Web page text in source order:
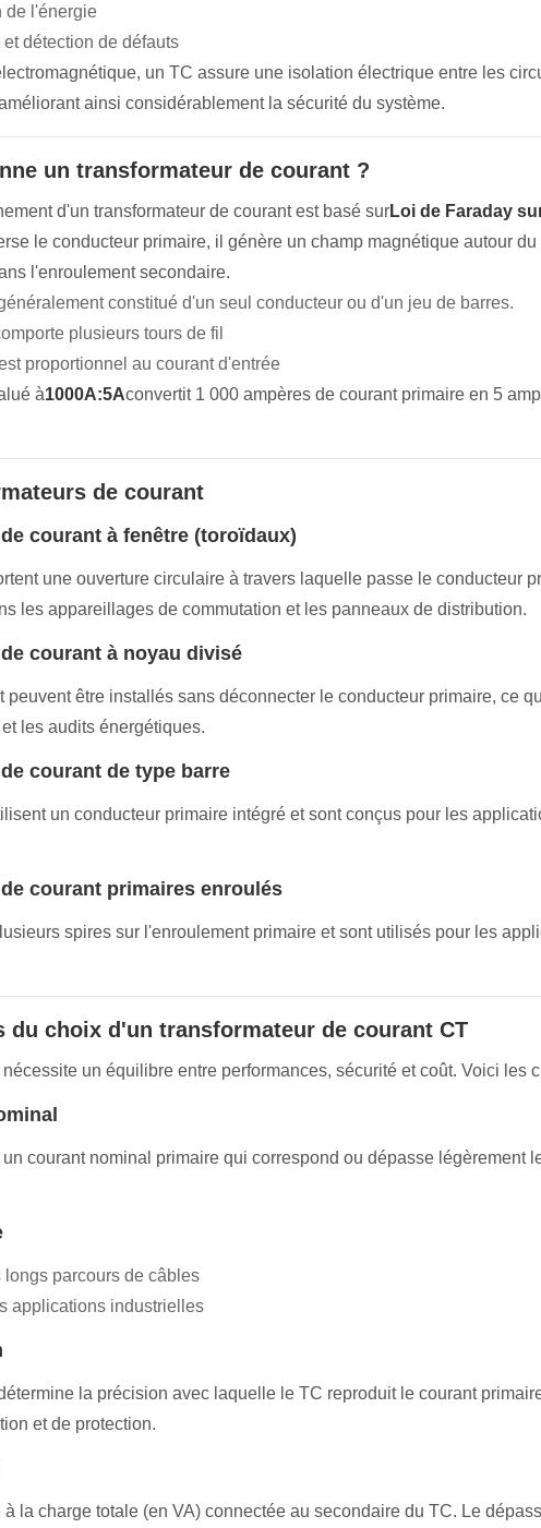
de l'énergie
détection de défauts
un TC assure une isolation électrique entre les
ainsi considérablement la sécurité du système.
un transformateur de courant ?
d'un transformateur de courant est basé surLoi de Faraday
le conducteur primaire, il génère un champ magnétique autour
l'enroulement secondaire.
constitué d'un seul conducteur ou d'un jeu de barres.
plusieurs tours de fil
proportionnel au courant d'entrée
à1000A:5Aconvertit 1 000 ampères de courant primaire en 5
de courant
courant à fenêtre (toroïdaux)
une ouverture circulaire à travers laquelle passe le conducteur
les appareillages de commutation et les panneaux de distribution.
courant à noyau divisé
peuvent être installés sans déconnecter le conducteur primaire, ce
les audits énergétiques.
courant de type barre
un conducteur primaire intégré et sont conçus pour les
courant primaires enroulés
spires sur l'enroulement primaire et sont utilisés pour les
du choix d'un transformateur de courant CT
un équilibre entre performances, sécurité et coût. Voici les
courant nominal primaire qui correspond ou dépasse légèrement
longs parcours de câbles
applications industrielles
la précision avec laquelle le TC reproduit le courant
et de protection.
à la charge totale (en VA) connectée au secondaire du TC. Le